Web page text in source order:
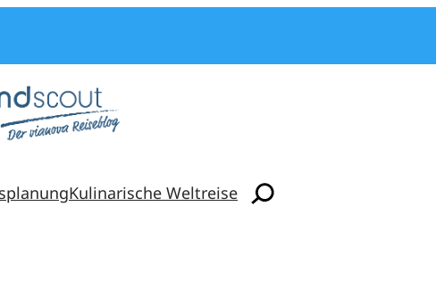
Kulinarische Weltreise Suchen